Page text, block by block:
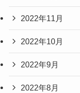
2022年11月
2022年10月
2022年9月
2022年8月